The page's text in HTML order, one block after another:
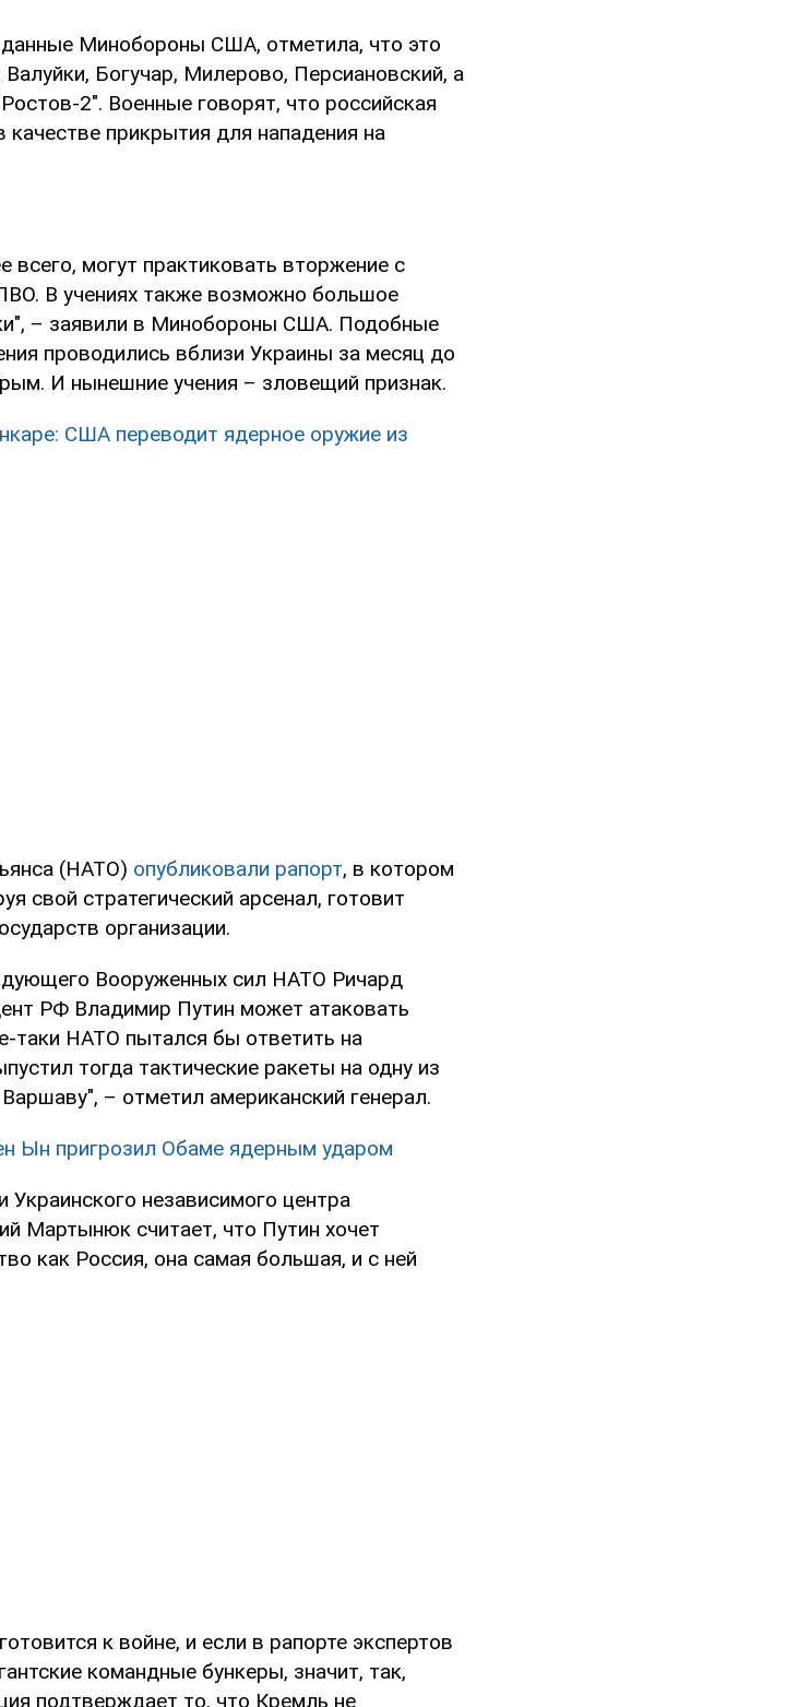
данные Минобороны США, отметила, что это
Богучар, Милерово, Персиановский, а
2". Военные говорят, что российская
прикрытия для нападения на
всего, могут практиковать вторжение с
В учениях также возможно большое
– заявили в Минобороны США. Подобные
проводились вблизи Украины за месяц до
И нынешние учения – зловещий признак.
США переводит ядерное оружие из
(НАТО) опубликовали рапорт, в котором
свой стратегический арсенал, готовит
организации.
Вооруженных сил НАТО Ричард
РФ Владимир Путин может атаковать
таки НАТО пытался бы ответить на
тогда тактические ракеты на одну из
– отметил американский генерал.
Ын пригрозил Обаме ядерным ударом
независимого центра
Мартынюк считает, что Путин хочет
как Россия, она самая большая, и с ней
к войне, и если в рапорте экспертов
командные бункеры, значит, так,
подтверждает то, что Кремль не